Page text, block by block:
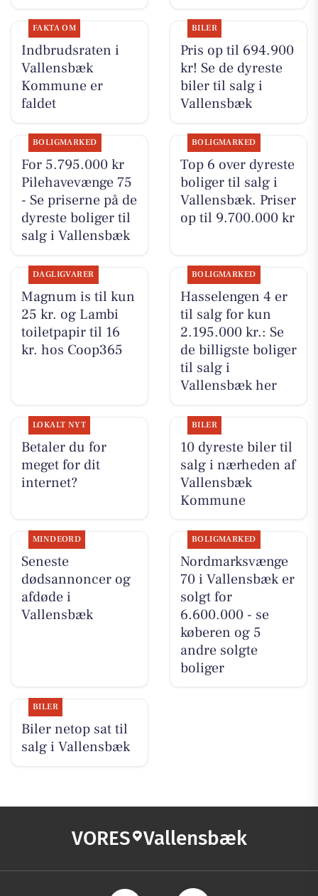
FAKTA OM
Indbrudsraten i
Vallensbæk
Kommune er
faldet
BILER
Pris op til 694.900
kr! Se de dyreste
biler til salg i
Vallensbæk
BOLIGMARKED
For 5.795.000 kr
Pilehavevænge 75
- Se priserne på de
dyreste boliger til
salg i Vallensbæk
BOLIGMARKED
Top 6 over dyreste
boliger til salg i
Vallensbæk. Priser
op til 9.700.000 kr
DAGLIGVARER
Magnum is til kun
25 kr. og Lambi
toiletpapir til 16
kr. hos Coop365
BOLIGMARKED
Hasselengen 4 er
til salg for kun
2.195.000 kr.: Se
de billigste boliger
til salg i
Vallensbæk her
LOKALT NYT
Betaler du for
meget for dit
internet?
BILER
10 dyreste biler til
salg i nærheden af
Vallensbæk
Kommune
MINDEORD
Seneste
dødsannoncer og
afdøde i
Vallensbæk
BOLIGMARKED
Nordmarksvænge
70 i Vallensbæk er
solgt for
6.600.000 - se
køberen og 5
andre solgte
boliger
BILER
Biler netop sat til
salg i Vallensbæk
VORES Vallensbæk